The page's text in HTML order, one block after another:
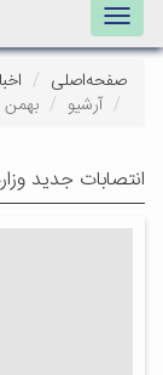
navigation
صفحه‌اصلی
آرشیو
بهمن ۱۳۹۳
انتصابات جدید